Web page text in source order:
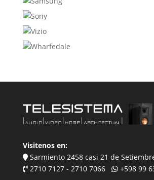
Visitenos en:
Sarmiento 2458 casi 21 de
2710 7127 - 2710 7066
+598 99